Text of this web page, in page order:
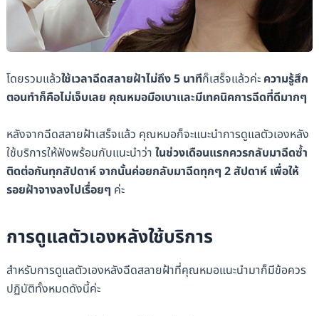
โดยรวมแล้วใช้เวลาฉีดสลายฝ้าไม่ถึง 5 นาทีก็เสร็จแล้วค่ะ ความรู้สึก
ตอนทำก็คือไม่เจ็บเลย คุณหมอมือเบาและมีเทคนิคการฉีดที่ดีมากๆ
หลังจากฉีดสลายฝ้าเสร็จแล้ว คุณหมอก็จะแนะนำการดูแลตัวเองหลัง
ใช้บริการให้ฟังพร้อมกับแนะนำว่า ในช่วงเดือนแรกควรกลับมาฉีดซ้ำ
ติดต่อกันทุกสัปดาห์ จากนั้นค่อยกลับมาฉีดทุกๆ 2 สัปดาห์ เพื่อให้
รอยฝ้าจางลงไปเรื่อยๆ ค่ะ
การดูแลตัวเองหลังใช้บริการ
สำหรับการดูแลตัวเองหลังฉีดสลายฝ้าที่คุณหมอแนะนำมาก็มีข้อควร
ปฏิบัติทั้งหมดดังนี้ค่ะ